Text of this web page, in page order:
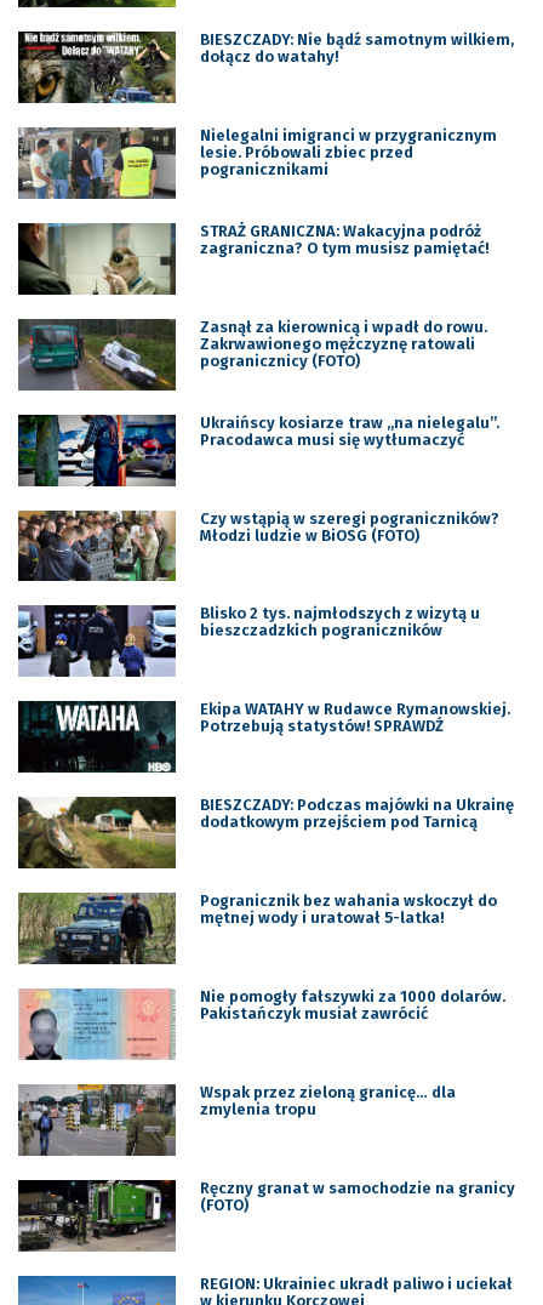
BIESZCZADY: Nie bądź samotnym wilkiem,
dołącz do watahy!
Nielegalni imigranci w przygranicznym
lesie. Próbowali zbiec przed
pogranicznikami
STRAŻ GRANICZNA: Wakacyjna podróż
zagraniczna? O tym musisz pamiętać!
Zasnął za kierownicą i wpadł do rowu.
Zakrwawionego mężczyznę ratowali
pogranicznicy (FOTO)
Ukraińscy kosiarze traw „na nielegalu”.
Pracodawca musi się wytłumaczyć
Czy wstąpią w szeregi pograniczników?
Młodzi ludzie w BiOSG (FOTO)
Blisko 2 tys. najmłodszych z wizytą u
bieszczadzkich pograniczników
Ekipa WATAHY w Rudawce Rymanowskiej.
Potrzebują statystów! SPRAWDŹ
BIESZCZADY: Podczas majówki na Ukrainę
dodatkowym przejściem pod Tarnicą
Pogranicznik bez wahania wskoczył do
mętnej wody i uratował 5-latka!
Nie pomogły fałszywki za 1000 dolarów.
Pakistańczyk musiał zawrócić
Wspak przez zieloną granicę… dla
zmylenia tropu
Ręczny granat w samochodzie na granicy
(FOTO)
REGION: Ukrainiec ukradł paliwo i uciekał
w kierunku Korczowej